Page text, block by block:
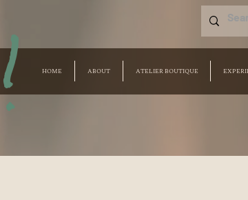
HOME ABOUT ATELIER BOUTIQUE